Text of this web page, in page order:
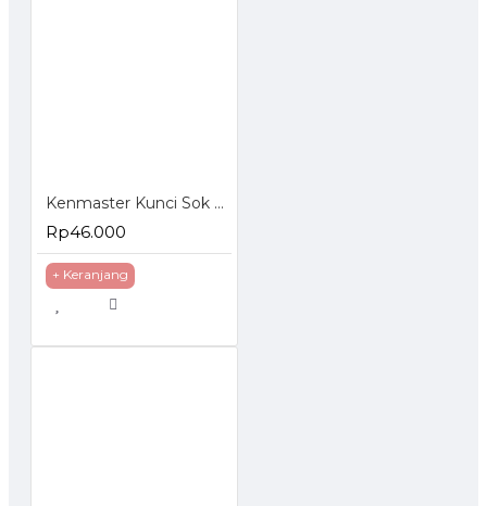
Kenmaster Kunci Sok Set 40 Pcs
Rp46.000
+ Keranjang